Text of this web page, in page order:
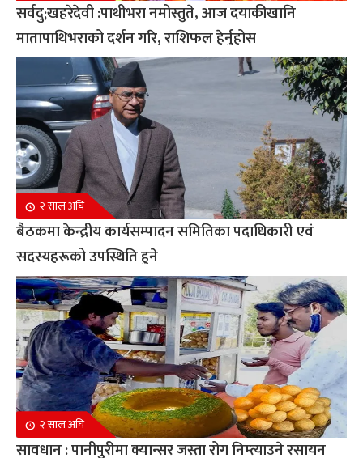
सर्वदु;खहरेदेवी :पाथीभरा नमोस्तुते, आज दयाकीखानि
मातापाथिभराको दर्शन गरि, राशिफल हेर्नुहोस
२ साल अघि
बैठकमा केन्द्रीय कार्यसम्पादन समितिका पदाधिकारी एवं
सदस्यहरूको उपस्थिति हुने
२ साल अघि
सावधान : पानीपुरीमा क्यान्सर जस्ता रोग निम्त्याउने रसायन